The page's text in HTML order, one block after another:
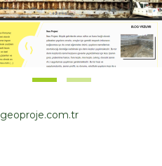
geoproje.com.tr